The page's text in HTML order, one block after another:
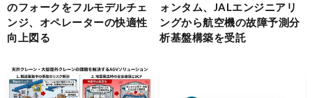
のフォークをフルモデルチェ
ンジ、オペレーターの快適性
向上図る
ォンタム、JALエンジニアリ
ングから航空機の故障予測分
析基盤構築を受託